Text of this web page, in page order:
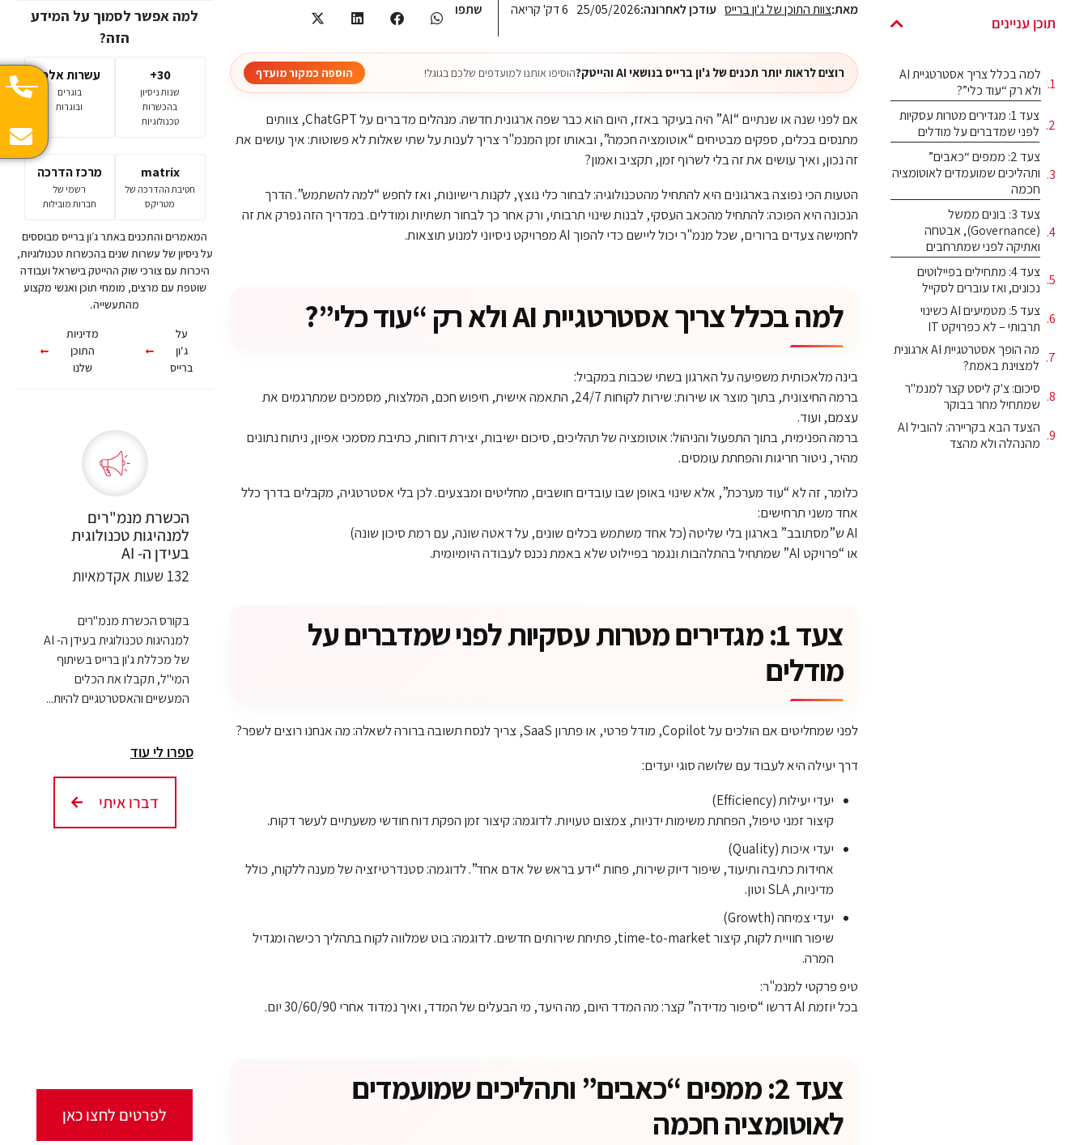
תוכן עניינים
למה בכלל צריך אסטרטגיית AI
ולא רק “עוד כלי”?
צעד 1: מגדירים מטרות עסקיות
לפני שמדברים על מודלים
צעד 2: ממפים “כאבים”
ותהליכים שמועמדים לאוטומציה
חכמה
צעד 3: בונים ממשל
(Governance), אבטחה
ואתיקה לפני שמתרחבים
צעד 4: מתחילים בפיילוטים
נכונים, ואז עוברים לסקייל
צעד 5: מטמיעים AI כשינוי
תרבותי – לא כפרויקט IT
מה הופך אסטרטגיית AI ארגונית
למצוינת באמת?
סיכום: צ'ק ליסט קצר למנמ"ר
שמתחיל מחר בבוקר
הצעד הבא בקריירה: להוביל AI
מהנהלה ולא מהצד
מאת:צוות התוכן של ג'ון ברייס עודכן לאחרונה:25/05/2026 6 דק' קריאה שתפו
רוצים לראות יותר תכנים של ג'ון ברייס בנושאי AI והייטק? הוסיפו אותנו למועדפים שלכם בגוגל! הוספה כמקור מועדף
אם לפני שנה או שנתיים “AI” היה בעיקר באזז, היום הוא כבר שפה ארגונית חדשה. מנהלים מדברים על ChatGPT, צוותים
מתנסים בכלים, ספקים מבטיחים “אוטומציה חכמה”, ובאותו זמן המנמ"ר צריך לענות על שתי שאלות לא פשוטות: איך עושים את
זה נכון, ואיך עושים את זה בלי לשרוף זמן, תקציב ואמון?
הטעות הכי נפוצה בארגונים היא להתחיל מהטכנולוגיה: לבחור כלי נוצץ, לקנות רישיונות, ואז לחפש “למה להשתמש”. הדרך
הנכונה היא הפוכה: להתחיל מהכאב העסקי, לבנות שינוי תרבותי, ורק אחר כך לבחור תשתיות ומודלים. במדריך הזה נפרק את זה
לחמישה צעדים ברורים, שכל מנמ"ר יכול ליישם כדי להפוך AI מפרויקט ניסיוני למנוע תוצאות.
למה בכלל צריך אסטרטגיית AI ולא רק “עוד כלי”?
בינה מלאכותית משפיעה על הארגון בשתי שכבות במקביל:
ברמה החיצונית, בתוך מוצר או שירות: שירות לקוחות 24/7, התאמה אישית, חיפוש חכם, המלצות, מסמכים שמתרגמים את
עצמם, ועוד.
ברמה הפנימית, בתוך התפעול והניהול: אוטומציה של תהליכים, סיכום ישיבות, יצירת דוחות, כתיבת מסמכי אפיון, ניתוח נתונים
מהיר, ניטור חריגות והפחתת עומסים.
כלומר, זה לא “עוד מערכת”, אלא שינוי באופן שבו עובדים חושבים, מחליטים ומבצעים. לכן בלי אסטרטגיה, מקבלים בדרך כלל
אחד משני תרחישים:
AI ש”מסתובב” בארגון בלי שליטה (כל אחד משתמש בכלים שונים, על דאטה שונה, עם רמת סיכון שונה)
או “פרויקט AI” שמתחיל בהתלהבות ונגמר בפיילוט שלא באמת נכנס לעבודה היומיומית.
צעד 1: מגדירים מטרות עסקיות לפני שמדברים על
מודלים
לפני שמחליטים אם הולכים על Copilot, מודל פרטי, או פתרון SaaS, צריך לנסח תשובה ברורה לשאלה: מה אנחנו רוצים לשפר?
דרך יעילה היא לעבוד עם שלושה סוגי יעדים:
יעדי יעילות (Efficiency)
קיצור זמני טיפול, הפחתת משימות ידניות, צמצום טעויות. לדוגמה: קיצור זמן הפקת דוח חודשי משעתיים לעשר דקות.
יעדי איכות (Quality)
אחידות כתיבה ותיעוד, שיפור דיוק שירות, פחות “ידע בראש של אדם אחד”. לדוגמה: סטנדרטיזציה של מענה ללקוח, כולל
מדיניות, SLA וטון.
יעדי צמיחה (Growth)
שיפור חוויית לקוח, קיצור time-to-market, פתיחת שירותים חדשים. לדוגמה: בוט שמלווה לקוח בתהליך רכישה ומגדיל
המרה.
טיפ פרקטי למנמ"ר:
בכל יוזמת AI דרשו “סיפור מדידה” קצר: מה המדד היום, מה היעד, מי הבעלים של המדד, ואיך נמדוד אחרי 30/60/90 יום.
צעד 2: ממפים “כאבים” ותהליכים שמועמדים
לאוטומציה חכמה
למה אפשר לסמוך על המידע
הזה?
30+
שנות ניסיון
בהכשרות
טכנולוגיות
עשרות אלפי
בוגרים
ובוגרות
matrix
חטיבת ההדרכה של
מטריקס
מרכז הדרכה
רשמי של
חברות מובילות
המאמרים והתכנים באתר ג׳ון ברייס מבוססים
על ניסיון של עשרות שנים בהכשרות טכנולוגיות,
היכרות עם צורכי שוק ההייטק בישראל ועבודה
שוטפת עם מרצים, מומחי תוכן ואנשי מקצוע
מהתעשייה.
על
ג'ון
ברייס
מדיניות
התוכן
שלנו
הכשרת מנמ"רים
למנהיגות טכנולוגית
בעידן ה- AI
132 שעות אקדמאיות
בקורס הכשרת מנמ"רים
למנהיגות טכנולוגית בעידן ה- AI
של מכללת ג'ון ברייס בשיתוף
המי"ל, תקבלו את הכלים
המעשיים והאסטרטגיים להיות...
ספרו לי עוד
דברו איתי
לפרטים לחצו כאן